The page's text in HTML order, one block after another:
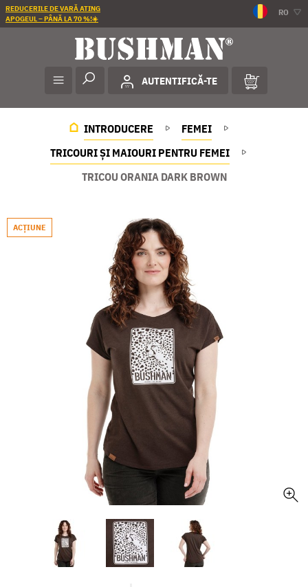
REDUCERILE DE VARĂ ATING
APOGEUL – PÂNĂ LA 70 %!☀️
RO
AUTENTIFICĂ-TE
INTRODUCERE
FEMEI
TRICOURI ȘI MAIOURI PENTRU FEMEI
TRICOU ORANIA DARK BROWN
ACŢIUNE